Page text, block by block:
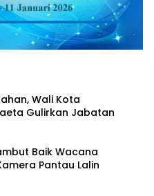
Wali Kota
Gulirkan Jabatan
Baik Wacana
Pantau Lalin